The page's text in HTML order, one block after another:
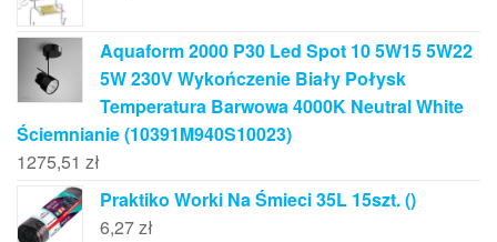
Aquaform 2000 P30 Led Spot 10 5W15 5W22
5W 230V Wykończenie Biały Połysk
Temperatura Barwowa 4000K Neutral White
Ściemnianie (10391M940S10023)
1275,51 zł
Praktiko Worki Na Śmieci 35L 15szt. ()
6,27zł